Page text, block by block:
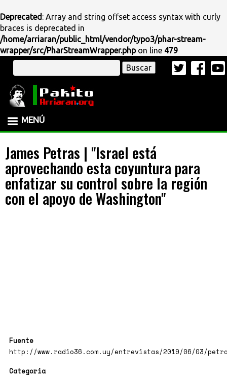
Deprecated: Array and string offset access syntax with curly
braces is deprecated in
/home/arriaran/public_html/vendor/typo3/phar-stream-
wrapper/src/PharStreamWrapper.phpon line 479
Pasar
contenido
principal
Buscar
MENÚ
James Petras | "Israel está
aprovechando esta coyuntura para
enfatizar su control sobre la región
con el apoyo de Washington"
Fuente
http://www.radio36.com.uy/entrevistas/2019/06/03/
Categoria